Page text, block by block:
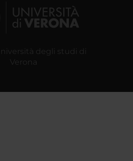
degli studi di
Verona